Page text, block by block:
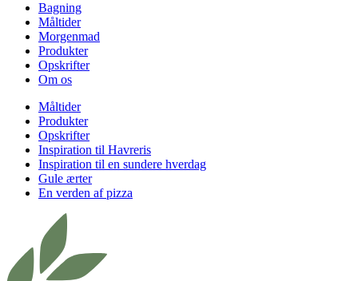
Bagning
Måltider
Morgenmad
Produkter
Opskrifter
Om os
Måltider
Produkter
Opskrifter
Inspiration til Havreris
Inspiration til en sundere hverdag
Gule ærter
En verden af pizza